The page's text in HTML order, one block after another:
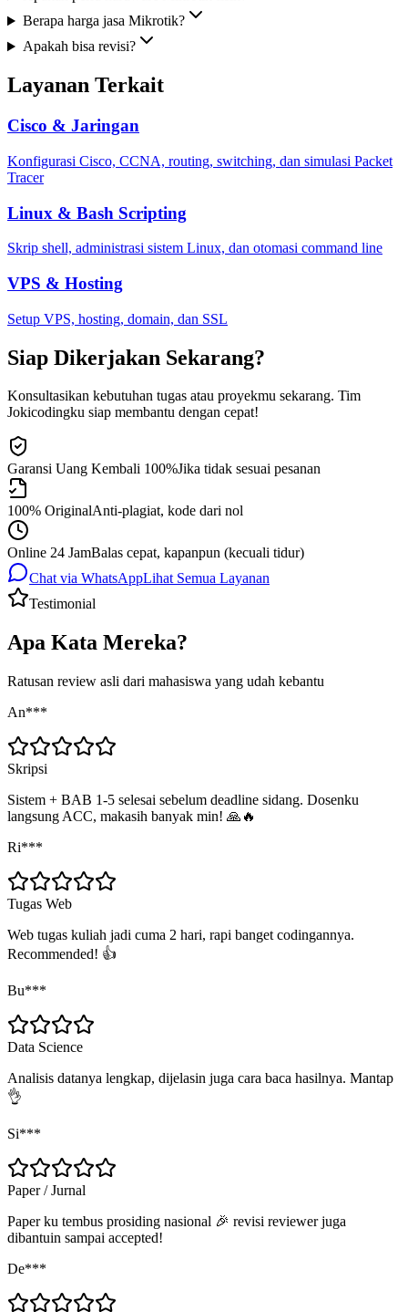
Berapa harga jasa Mikrotik?
Apakah bisa revisi?
Layanan Terkait
Cisco & Jaringan
Konfigurasi Cisco, CCNA, routing, switching, dan simulasi Packet
Tracer
Linux & Bash Scripting
Skrip shell, administrasi sistem Linux, dan otomasi command line
VPS & Hosting
Setup VPS, hosting, domain, dan SSL
Siap Dikerjakan Sekarang?
Konsultasikan kebutuhan tugas atau proyekmu sekarang. Tim
Jokicodingku siap membantu dengan cepat!
Garansi Uang Kembali 100%Jika tidak sesuai pesanan
100% OriginalAnti-plagiat, kode dari nol
Online 24 JamBalas cepat, kapanpun (kecuali tidur)
Chat via WhatsAppLihat Semua Layanan
Testimonial
Apa Kata Mereka?
Ratusan review asli dari mahasiswa yang udah kebantu
An***
Skripsi
Sistem + BAB 1-5 selesai sebelum deadline sidang. Dosenku
langsung ACC, makasih banyak min! 🙏🔥
Ri***
Tugas Web
Web tugas kuliah jadi cuma 2 hari, rapi banget codingannya.
Recommended! 👍
Bu***
Data Science
Analisis datanya lengkap, dijelasin juga cara baca hasilnya. Mantap
👌
Si***
Paper / Jurnal
Paper ku tembus prosiding nasional 🎉 revisi reviewer juga
dibantuin sampai accepted!
De***